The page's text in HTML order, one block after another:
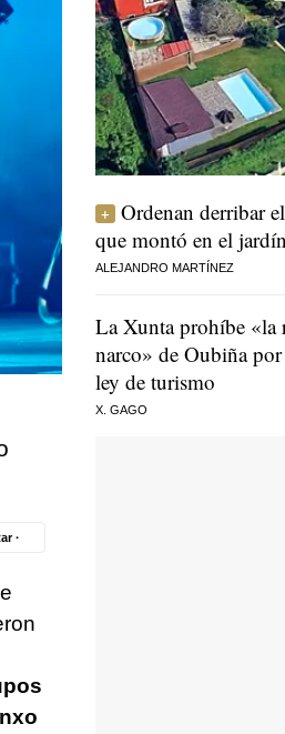
·
Ordenan derribar
que montó en el
ALEJANDRO MARTÍNEZ
La Xunta prohíbe «la
narco» de Oubiña
ley de turismo
X. GAGO